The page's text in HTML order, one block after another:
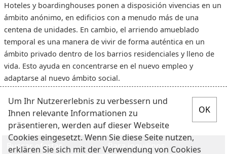
Hoteles y boardinghouses ponen a disposición vivencias en un
ámbito anónimo, en edificios con a menudo más de una
centena de unidades. En cambio, el arriendo amueblado
temporal es una manera de vivir de forma auténtica en un
ámbito privado dentro de los barrios residenciales y lleno de
vida. Esto ayuda en concentrarse en el nuevo empleo y
adaptarse al nuevo ámbito social.
Buscar ofertas Para inquilinos
Um Ihr Nutzererlebnis zu verbessern und
Ihnen relevante Informationen zu
präsentieren, werden auf dieser Webseite
Cookies eingesetzt. Wenn Sie diese Seite nutzen,
erklären Sie sich mit der Verwendung von Cookies